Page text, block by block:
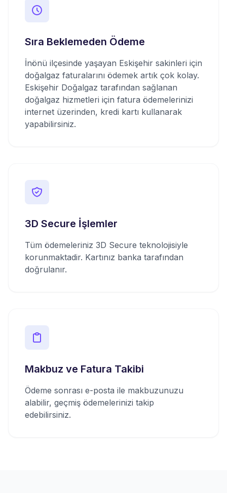
Sıra Beklemeden Ödeme
İnönü ilçesinde yaşayan Eskişehir sakinleri için
doğalgaz faturalarını ödemek artık çok kolay.
Eskişehir Doğalgaz tarafından sağlanan
doğalgaz hizmetleri için fatura ödemelerinizi
internet üzerinden, kredi kartı kullanarak
yapabilirsiniz.
3D Secure İşlemler
Tüm ödemeleriniz 3D Secure teknolojisiyle
korunmaktadir. Kartınız banka tarafından
doğrulanır.
Makbuz ve Fatura Takibi
Ödeme sonrası e-posta ile makbuzunuzu
alabilir, geçmiş ödemelerinizi takip
edebilirsiniz.